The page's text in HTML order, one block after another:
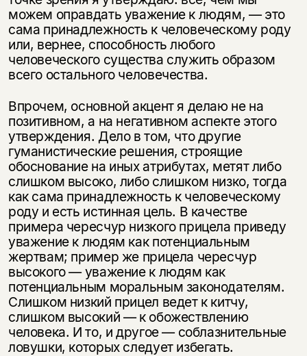
можем оправдать уважение к людям, — это
сама принадлежность к человеческому роду
или, вернее, способность любого
человеческого существа служить образом
всего остального человечества.
Впрочем, основной акцент я делаю не на
позитивном, а на негативном аспекте этого
утверждения. Дело в том, что другие
гуманистические решения, строящие
обоснование на иных атрибутах, метят либо
слишком высоко, либо слишком низко, тогда
как сама принадлежность к человеческому
роду и есть истинная цель. В качестве
примера чересчур низкого прицела приведу
уважение к людям как потенциальным
жертвам; пример же прицела чересчур
высокого — уважение к людям как
потенциальным моральным законодателям.
Слишком низкий прицел ведет к китчу,
слишком высокий — к обожествлению
человека. И то, и другое — соблазнительные
ловушки, которых следует избегать.